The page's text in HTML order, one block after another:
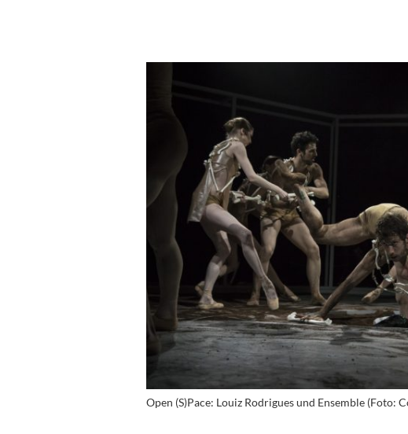
Open (S)Pace: Louiz Rodrigues und Ensemble (Foto: